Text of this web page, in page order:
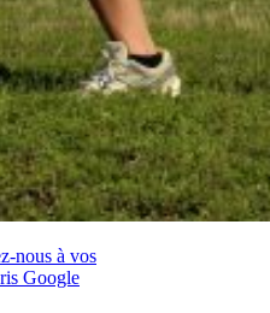
nous à vos
Google